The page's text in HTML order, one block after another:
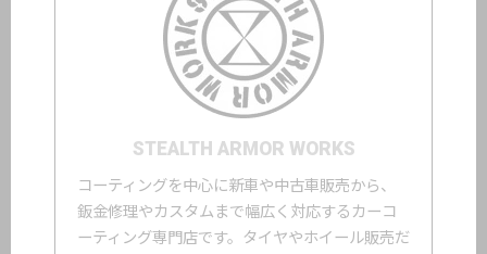
STEALTH ARMOR WORKS
コーティングを中心に新車や中古車販売から、
鈑金修理やカスタムまで幅広く対応するカーコ
ーティング専門店です。タイヤやホイール販売だ